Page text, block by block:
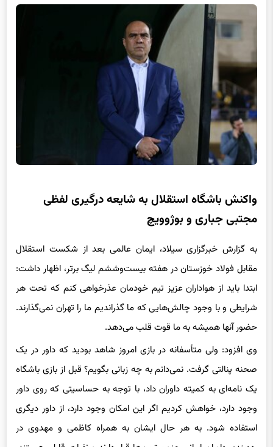
مجتبی جباری و بوژوویچ
به گزارش خبرگزاری سیلاد، ایمان عالمی بعد از شکست استقلال
مقابل فولاد خوزستان در هفته بیست‌وششم لیگ برتر، اظهار داشت:
ابتدا باید از هواداران عزیز تیم خودمان عذرخواهی کنم که تحت هر
شرایطی و با وجود چالش‌هایی که ما گذراندیم ما را تهران نمی‌گذارند.
حضور آنها همیشه به ما قوت قلب می‌دهد.
وی افزود: ولی متأسفانه در بازی امروز شاهد بودید که داور در یک
صحنه پنالتی گرفت. نمی‌دانم به چه زبانی بگویم؟ قبل از بازی باشگاه
یک نامه‌ای به کمیته داوران داد، با توجه به حساسیتی که روی داور
وجود دارد، خواهش کردیم اگر این امکان وجود دارد، از داور دیگری
استفاده شود. به هر حال ایشان به همراه کاظمی و مهدوی در
رده‌بندی داوران ایرانی جزو برترین‌ها قرار دارند و نفرات قابلی هستند،